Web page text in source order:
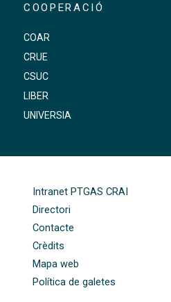
COOPERACIÓ
COAR
CRUE
CSUC
LIBER
UNIVERSIA
Intranet PTGAS CRAI
Directori
Contacte
Crèdits
Mapa web
Política de galetes